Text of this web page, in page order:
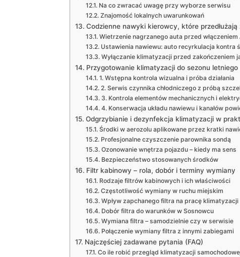
Na co zwracać uwagę przy wyborze serwisu
Znajomość lokalnych uwarunkowań
Codzienne nawyki kierowcy, które
Wietrzenie nagrzanego auta przed włączeniem
Ustawienia nawiewu: auto recyrkulacja kontra
Wyłączanie klimatyzacji przed zakończeniem
Przygotowanie klimatyzacji do sezonu
1. Wstępna kontrola wizualna i próba działania
2. Serwis czynnika chłodniczego z próbą
3. Kontrola elementów mechanicznych i
4. Konserwacja układu nawiewu i kanałów
Odgrzybianie i dezynfekcja klimatyzacji w
Środki w aerozolu aplikowane przez kratki
Profesjonalne czyszczenie parownika sondą
Ozonowanie wnętrza pojazdu – kiedy ma sens
Bezpieczeństwo stosowanych środków
Filtr kabinowy – rola, dobór i terminy wymiany
Rodzaje filtrów kabinowych i ich właściwości
Częstotliwość wymiany w ruchu miejskim
Wpływ zapchanego filtra na pracę klimatyzacji
Dobór filtra do warunków w Sosnowcu
Wymiana filtra – samodzielnie czy w serwisie
Połączenie wymiany filtra z innymi zabiegami
Najczęściej zadawane pytania (FAQ)
Co ile robić przegląd klimatyzacji